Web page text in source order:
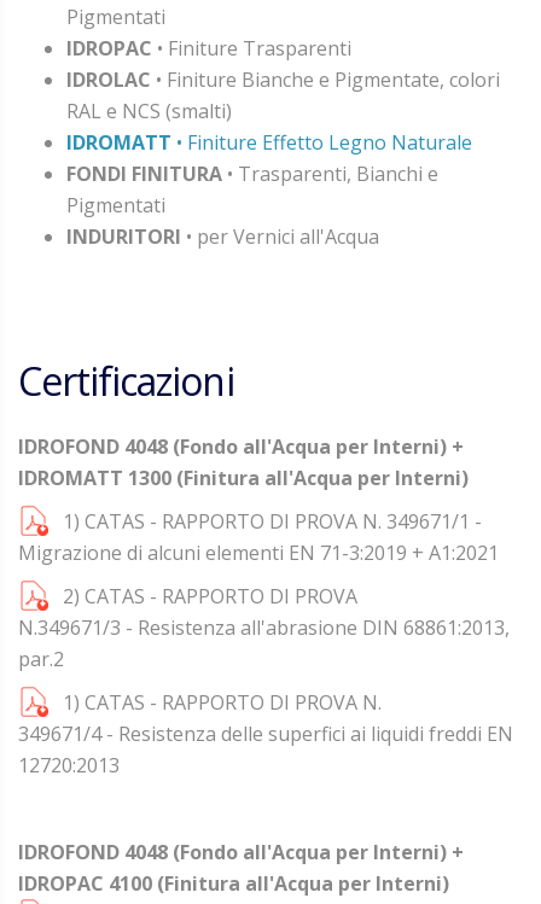
Pigmentati
IDROPAC • Finiture Trasparenti
IDROLAC • Finiture Bianche e Pigmentate, colori
RAL e NCS (smalti)
IDROMATT • Finiture Effetto Legno Naturale
FONDI FINITURA • Trasparenti, Bianchi e
Pigmentati
INDURITORI • per Vernici all'Acqua
Certificazioni
IDROFOND 4048 (Fondo all'Acqua per Interni) +
IDROMATT 1300 (Finitura all'Acqua per Interni)
1) CATAS - RAPPORTO DI PROVA N. 349671/1 -
Migrazione di alcuni elementi EN 71-3:2019 + A1:2021
2) CATAS - RAPPORTO DI PROVA
N.349671/3 - Resistenza all'abrasione DIN 68861:2013,
par.2
1) CATAS - RAPPORTO DI PROVA N.
349671/4 - Resistenza delle superfici ai liquidi freddi EN
12720:2013
IDROFOND 4048 (Fondo all'Acqua per Interni) +
IDROPAC 4100 (Finitura all'Acqua per Interni)